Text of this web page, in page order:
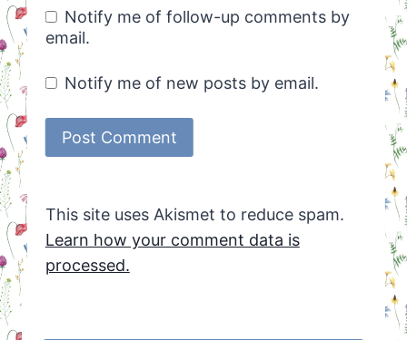
Notify me of follow-up comments by
email.
Notify me of new posts by email.
This site uses Akismet to reduce spam.
Learn how your comment data is
processed.